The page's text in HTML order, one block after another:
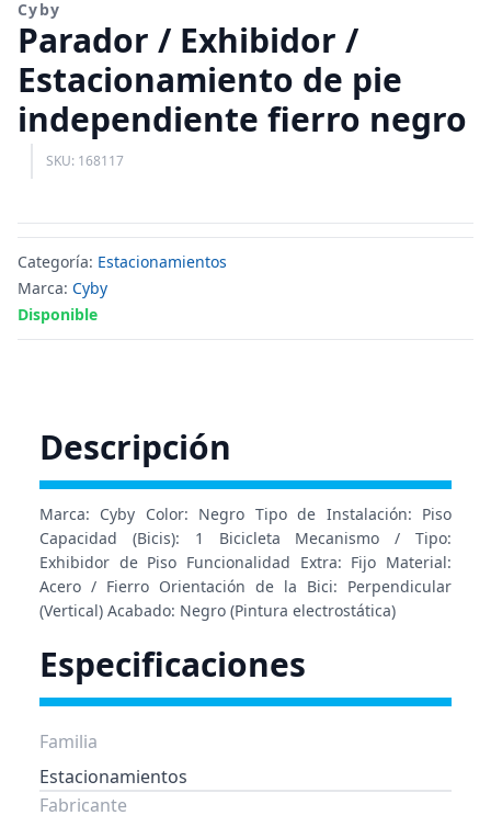
Cyby
Parador / Exhibidor /
Estacionamiento de pie
independiente fierro negro
SKU: 168117
Categoría: Estacionamientos
Marca: Cyby
Disponible
Descripción
Marca: Cyby Color: Negro Tipo de Instalación: Piso
Capacidad (Bicis): 1 Bicicleta Mecanismo / Tipo:
Exhibidor de Piso Funcionalidad Extra: Fijo Material:
Acero / Fierro Orientación de la Bici: Perpendicular
(Vertical) Acabado: Negro (Pintura electrostática)
Especificaciones
Familia
Estacionamientos
Fabricante